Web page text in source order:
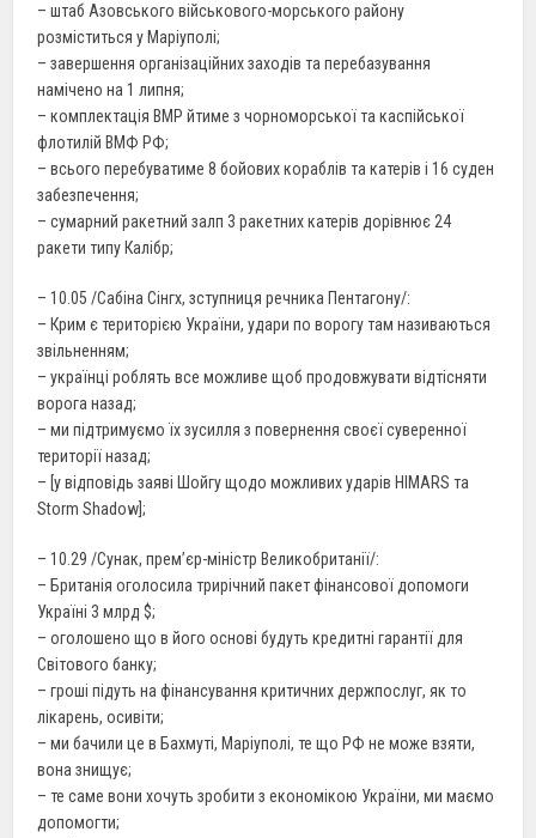
– штаб Азовського військового-морського району
розміститься у Маріуполі;
– завершення організаційних заходів та перебазування
намічено на 1 липня;
– комплектація ВМР йтиме з чорноморської та каспійської
флотилій ВМФ РФ;
– всього перебуватиме 8 бойових кораблів та катерів і 16 суден
забезпечення;
– сумарний ракетний залп 3 ракетних катерів дорівнює 24
ракети типу Калібр;
– 10.05 /Сабіна Сінгх, зступниця речника Пентагону/:
– Крим є територією України, удари по ворогу там називаються
звільненням;
– українці роблять все можливе щоб продовжувати відтісняти
ворога назад;
– ми підтримуємо їх зусилля з повернення своєї суверенної
території назад;
– [у відповідь заяві Шойгу щодо можливих ударів HIMARS та
Storm Shadow];
– 10.29 /Сунак, прем’єр-міністр Великобританії/:
– Британія оголосила трирічний пакет фінансової допомоги
Україні 3 млрд $;
– оголошено що в його основі будуть кредитні гарантії для
Світового банку;
– гроші підуть на фінансування критичних держпослуг, як то
лікарень, осивіти;
– ми бачили це в Бахмуті, Маріуполі, те що РФ не може взяти,
вона знищує;
– те саме вони хочуть зробити з економікою України, ми маємо
допомогти;